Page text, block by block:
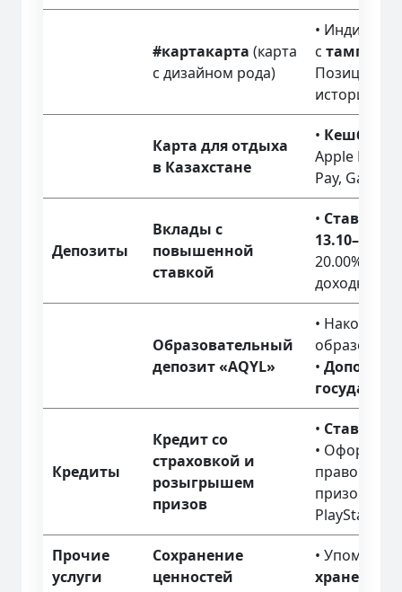
#картакарта (карта
с дизайном рода)
•
с тамгой
историей и
Карта для отдыха
в Казахстане
• Кешбэк
Apple Pay,
Pay, Garmin
Депозиты
Вклады с
повышенной
ставкой
• Ставка
20.00%).
доходности.
Образовательный
депозит «AQYL»
•
•
Кредиты
Кредит со
страховкой и
розыгрышем
призов
• Ставка от
•
право на
призов
PlayStation
Прочие
услуги
Сохранение
ценностей
•
хранения